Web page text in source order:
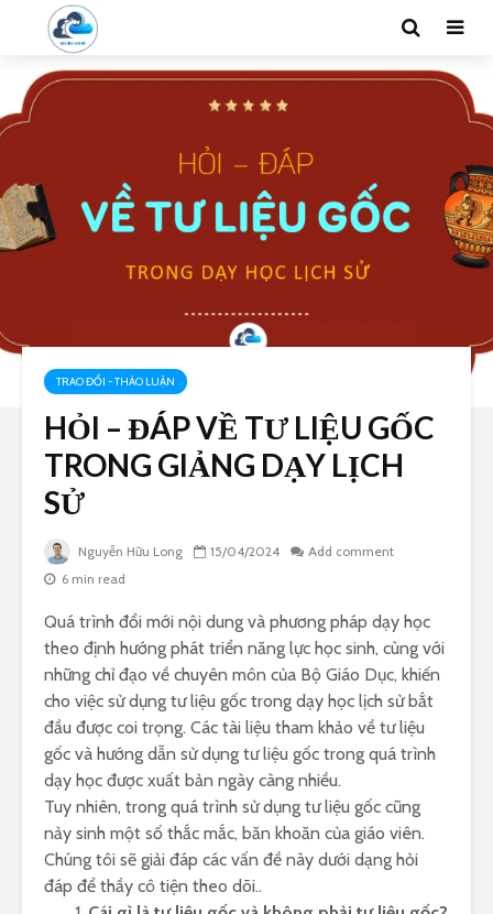
TRAO ĐỔI - THẢO LUẬN
HỎI – ĐÁP VỀ TƯ LIỆU GỐC
TRONG GIẢNG DẠY LỊCH
SỬ
Nguyễn Hữu Long 15/04/2024
Add comment
6 min read
Quá trình đổi mới nội dung và phương pháp dạy học
theo định hướng phát triển năng lực học sinh, cùng với
những chỉ đạo về chuyên môn của Bộ Giáo Dục, khiến
cho việc sử dụng tư liệu gốc trong dạy học lịch sử bắt
đầu được coi trọng. Các tài liệu tham khảo về tư liệu
gốc và hướng dẫn sử dụng tư liệu gốc trong quá trình
dạy học được xuất bản ngày càng nhiều.
Tuy nhiên, trong quá trình sử dụng tư liệu gốc cũng
nảy sinh một số thắc mắc, băn khoăn của giáo viên.
Chúng tôi sẽ giải đáp các vấn đề này dưới dạng hỏi
đáp để thầy cô tiện theo dõi..